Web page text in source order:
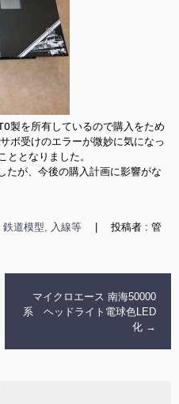
製を所有しているので購入をため
ボ受けのエラーが微妙に気になっ
ととなりました。
たが、今後の購入計画に影響がな
鉄道模型, 入線等
投稿者 : 管
マイクロエース 南海50000
系 ヘッドライト電球色LED
化 →